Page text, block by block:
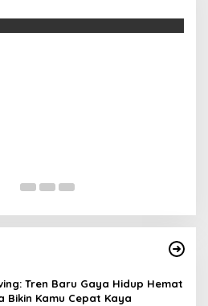
Tren Baru Gaya Hidup Hemat
Bikin Kamu Cepat Kaya